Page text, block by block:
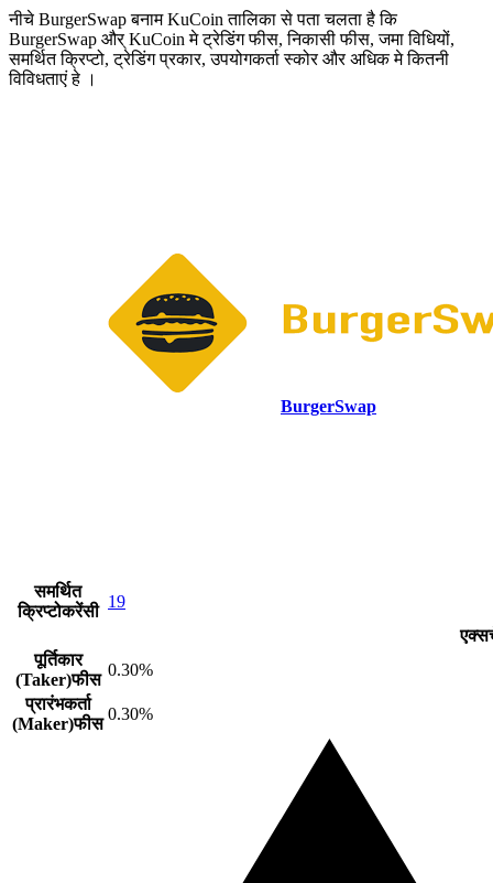
नीचे BurgerSwap बनाम KuCoin तालिका से पता चलता है कि
BurgerSwap और् KuCoin मे ट्रेडिंग फीस, निकासी फीस, जमा विधियों,
समर्थित क्रिप्टो, ट्रेडिंग प्रकार, उपयोगकर्ता स्कोर और अधिक मे कितनी
विविधताएं हे ।
BurgerSwap
समर्थित
क्रिप्टोकरेंसी
19
पूर्तिकार
(Taker)फीस
0.30%
प्रारंभकर्ता
(Maker)फीस
0.30%